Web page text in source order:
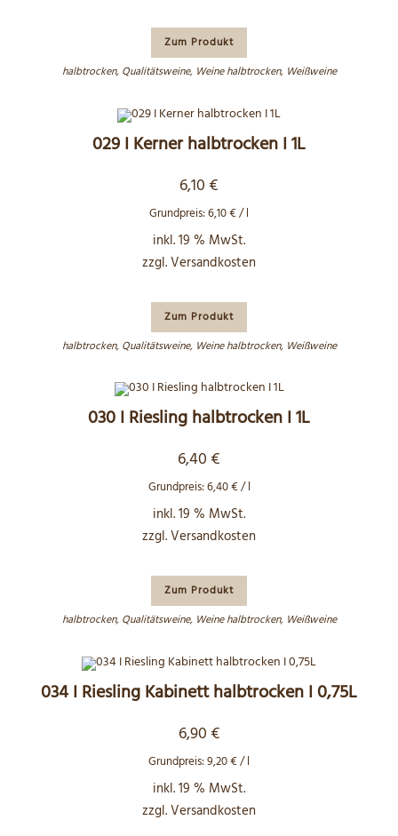
Zum Produkt
halbtrocken, Qualitätsweine, Weine halbtrocken, Weißweine
029 I Kerner halbtrocken I 1L
6,10 €
Grundpreis:6,10€/l
inkl. 19 % MwSt.
zzgl.Versandkosten
Zum Produkt
halbtrocken, Qualitätsweine, Weine halbtrocken, Weißweine
030 I Riesling halbtrocken I 1L
6,40 €
Grundpreis:6,40€/l
inkl. 19 % MwSt.
zzgl.Versandkosten
Zum Produkt
halbtrocken, Qualitätsweine, Weine halbtrocken, Weißweine
034 I Riesling Kabinett halbtrocken I 0,75L
6,90 €
Grundpreis:9,20€/l
inkl. 19 % MwSt.
zzgl.Versandkosten